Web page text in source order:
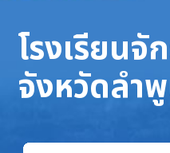
โรงเรียน
จังหวัดลำ